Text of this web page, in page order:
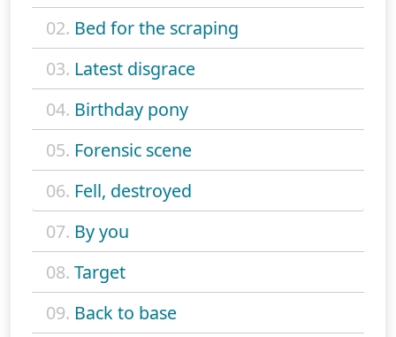
02. Bed for the scraping
03. Latest disgrace
04. Birthday pony
05. Forensic scene
06. Fell, destroyed
07. By you
08. Target
09. Back to base